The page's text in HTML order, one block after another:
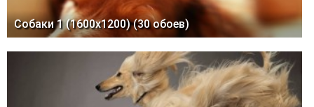
Собаки 1 (1600x1200) (30 обоев)